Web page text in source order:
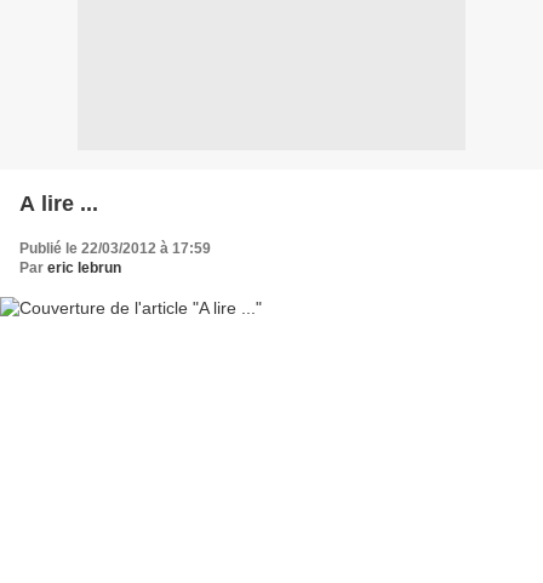
A lire ...
Publié le 22/03/2012 à 17:59
Par eric lebrun